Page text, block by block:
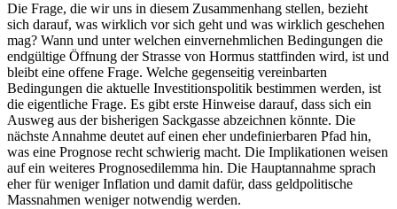
Die Frage, die wir uns in diesem Zusammenhang stellen, bezieht
sich darauf, was wirklich vor sich geht und was wirklich geschehen
mag? Wann und unter welchen einvernehmlichen Bedingungen die
endgültige Öffnung der Strasse von Hormus stattfinden wird, ist und
bleibt eine offene Frage. Welche gegenseitig vereinbarten
Bedingungen die aktuelle Investitionspolitik bestimmen werden, ist
die eigentliche Frage. Es gibt erste Hinweise darauf, dass sich ein
Ausweg aus der bisherigen Sackgasse abzeichnen könnte. Die
nächste Annahme deutet auf einen eher undefinierbaren Pfad hin,
was eine Prognose recht schwierig macht. Die Implikationen weisen
auf ein weiteres Prognosedilemma hin. Die Hauptannahme sprach
eher für weniger Inflation und damit dafür, dass geldpolitische
Massnahmen weniger notwendig werden.